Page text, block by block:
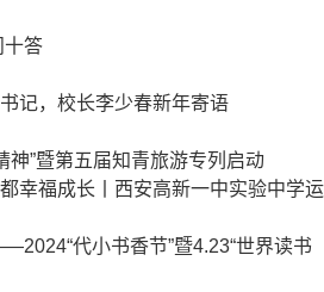
十答
记，校长李少春新年寄语
神”暨第五届知青旅游专列启动
幸福成长丨西安高新一中实验中学运
代小书香节”暨4.23“世界读书